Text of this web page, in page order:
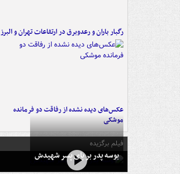
رگبار باران و رعدوبرق در ارتفاعات تهران و البرز
عکس‌های دیده نشده از رفاقت دو فرمانده‌
موشکی
فیلم برگزیده
بوسه‌ پدر بر پای پسر شهیدش